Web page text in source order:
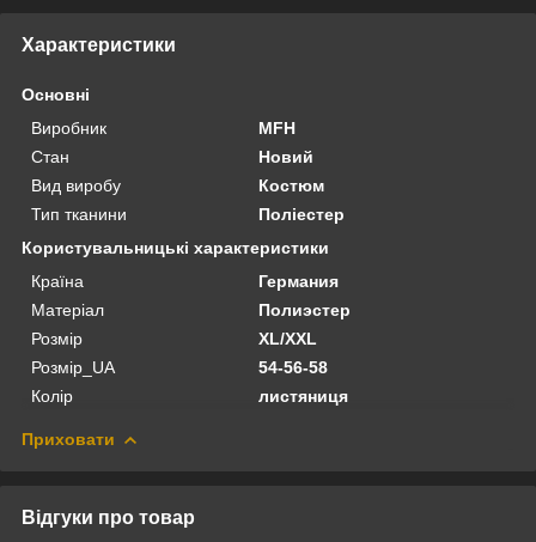
Характеристики
Основні
Виробник
MFH
Стан
Новий
Вид виробу
Костюм
Тип тканини
Поліестер
Користувальницькі характеристики
Країна
Германия
Матеріал
Полиэстер
Розмір
XL/XXL
Розмір_UA
54-56-58
Колір
листяниця
Приховати
Відгуки про товар